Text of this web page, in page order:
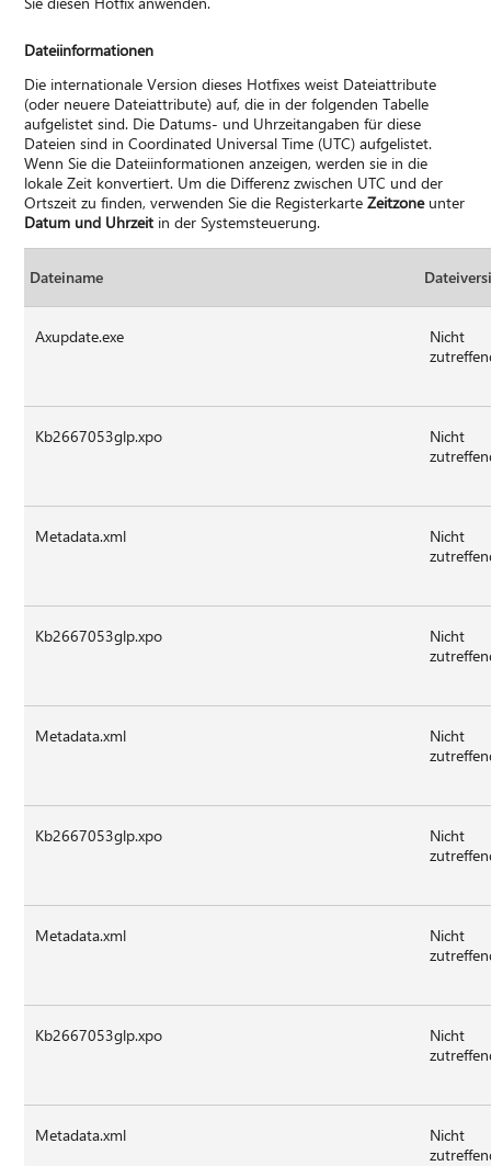
Dateiinformationen
Die internationale Version dieses Hotfixes weist Dateiattribute
(oder neuere Dateiattribute) auf, die in der folgenden Tabelle
aufgelistet sind. Die Datums- und Uhrzeitangaben für diese
Dateien sind in Coordinated Universal Time (UTC) aufgelistet.
Wenn Sie die Dateiinformationen anzeigen, werden sie in die
lokale Zeit konvertiert. Um die Differenz zwischen UTC und der
Ortszeit zu finden, verwenden Sie die RegisterkarteZeitzoneunter
Datum und Uhrzeit in der Systemsteuerung.
Dateiname
Axupdate.exe
Nicht
Kb2667053glp.xpo
Nicht
Metadata.xml
Nicht
Kb2667053glp.xpo
Nicht
Metadata.xml
Nicht
Kb2667053glp.xpo
Nicht
Metadata.xml
Nicht
Kb2667053glp.xpo
Nicht
Metadata.xml
Nicht